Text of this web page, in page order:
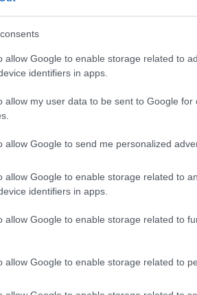
allow Google to enable storage related to
identifiers in apps.
allow my user data to be sent to Google for
allow Google to send me personalized
allow Google to enable storage related to
identifiers in apps.
allow Google to enable storage related to
allow Google to enable storage related to
και την Πολωνία,
βαθμό τις αγροτικές
τα οποία αποτελούν
τους.
γεφυρώσει το χάσμα μεταξύ
που θα επιτρέψει
πριν από το τέλος του έτους.
πριν από τις
ενδεχόμενες πολιτικές
περαιτέρω τη
Υποθέσεων της
τη βάση των
βρίσκονται ακόμη σε